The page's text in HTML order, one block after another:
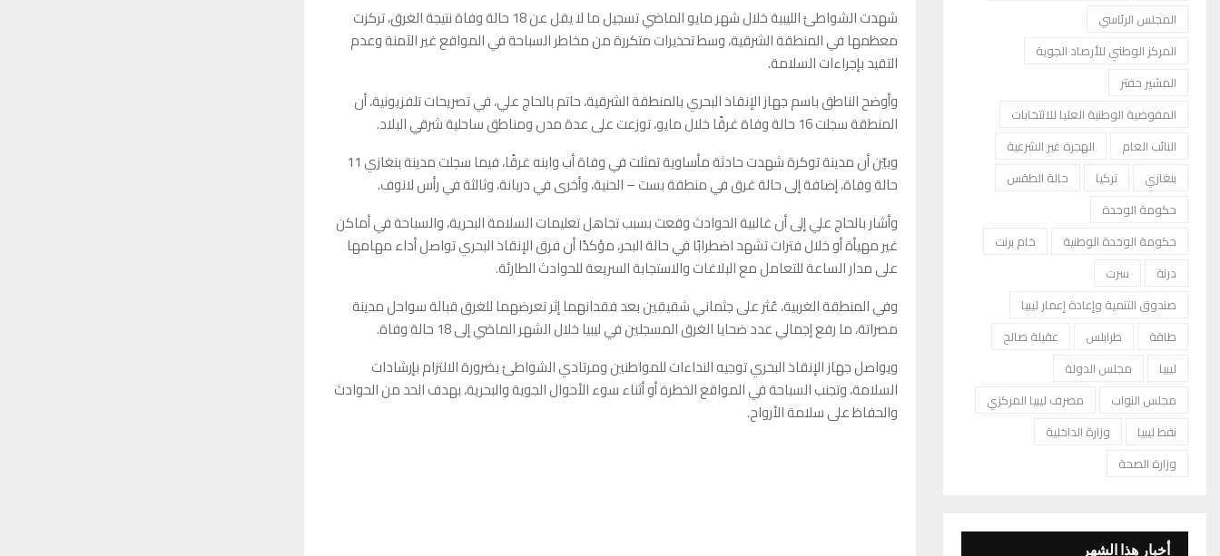
شهدت الشواطئ الليبية خلال شهر مايو الماضي تسجيل ما لا يقل عن 18 حالة وفاة نتيجة الغرق، تركزت
معظمها في المنطقة الشرقية، وسط تحذيرات متكررة من مخاطر السباحة في المواقع غير الآمنة وعدم
التقيد بإجراءات السلامة.
وأوضح الناطق باسم جهاز الإنقاذ البحري بالمنطقة الشرقية، حاتم بالحاج علي، في تصريحات تلفزيونية، أن
المنطقة سجلت 16 حالة وفاة غرقًا خلال مايو، توزعت على عدة مدن ومناطق ساحلية شرقي البلاد.
وبيّن أن مدينة توكرة شهدت حادثة مأساوية تمثلت في وفاة أب وابنه غرقًا، فيما سجلت مدينة بنغازي 11
حالة وفاة، إضافة إلى حالة غرق في منطقة بست – الحنية، وأخرى في دربانة، وثالثة في رأس لانوف.
وأشار بالحاج علي إلى أن غالبية الحوادث وقعت بسبب تجاهل تعليمات السلامة البحرية، والسباحة في أماكن
غير مهيأة أو خلال فترات تشهد اضطرابًا في حالة البحر، مؤكدًا أن فرق الإنقاذ البحري تواصل أداء مهامها
على مدار الساعة للتعامل مع البلاغات والاستجابة السريعة للحوادث الطارئة.
وفي المنطقة الغربية، عُثر على جثماني شقيقين بعد فقدانهما إثر تعرضهما للغرق قبالة سواحل مدينة
مصراتة، ما رفع إجمالي عدد ضحايا الغرق المسجلين في ليبيا خلال الشهر الماضي إلى 18 حالة وفاة.
ويواصل جهاز الإنقاذ البحري توجيه النداءات للمواطنين ومرتادي الشواطئ بضرورة الالتزام بإرشادات
السلامة، وتجنب السباحة في المواقع الخطرة أو أثناء سوء الأحوال الجوية والبحرية، بهدف الحد من الحوادث
والحفاظ على سلامة الأرواح.
المجلس الرئاسي
المركز الوطني للأرصاد الجوية
المشير حفتر
المفوضية الوطنية العليا للانتخابات
النائب العام
الهجرة غير الشرعية
بنغازي
تركيا
حالة الطقس
حكومة الوحدة
حكومة الوحدة الوطنية
خام برنت
درنة
سرت
صندوق التنمية وإعادة إعمار ليبيا
طاقة
طرابلس
عقيلة صالح
ليبيا
مجلس الدولة
مجلس النواب
مصرف ليبيا المركزي
نفط ليبيا
وزارة الداخلية
وزارة الصحة
أخبار هذا الشهر